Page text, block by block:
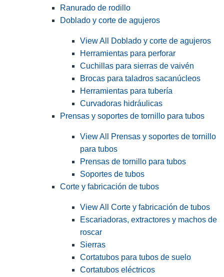
Ranurado de rodillo
Doblado y corte de agujeros
View All Doblado y corte de agujeros
Herramientas para perforar
Cuchillas para sierras de vaivén
Brocas para taladros sacanúcleos
Herramientas para tubería
Curvadoras hidráulicas
Prensas y soportes de tornillo para tubos
View All Prensas y soportes de tornillo
para tubos
Prensas de tornillo para tubos
Soportes de tubos
Corte y fabricación de tubos
View All Corte y fabricación de tubos
Escariadoras, extractores y machos de
roscar
Sierras
Cortatubos para tubos de suelo
Cortatubos eléctricos